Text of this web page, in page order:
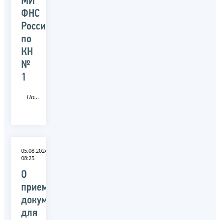
ФНС
России
по
КН
№
1
Новость
05.08.2024
08:25
О
приеме
документов
для